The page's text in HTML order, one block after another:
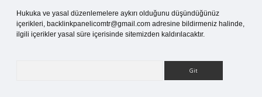
Hukuka ve yasal düzenlemelere aykırı olduğunu düşündüğünüz
içerikleri, backlinkpanelicomtr@gmail.com adresine bildirmeniz halinde,
ilgili içerikler yasal süre içerisinde sitemizden kaldırılacaktır.